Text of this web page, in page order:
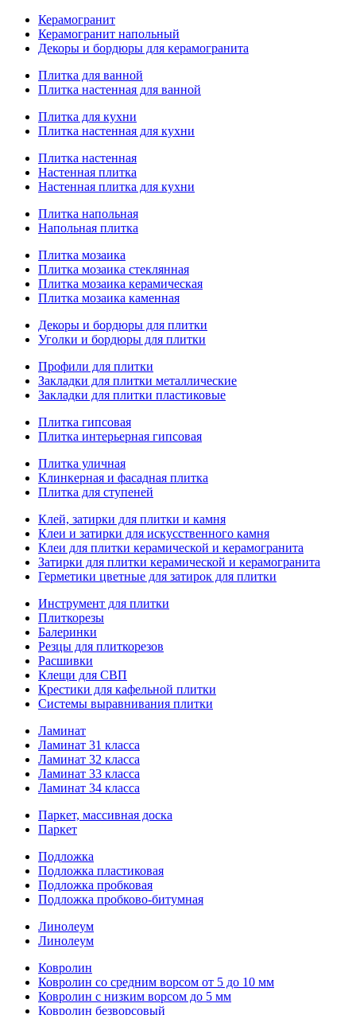
Керамогранит
Керамогранит напольный
Декоры и бордюры для керамогранита
Плитка для ванной
Плитка настенная для ванной
Плитка для кухни
Плитка настенная для кухни
Плитка настенная
Настенная плитка
Настенная плитка для кухни
Плитка напольная
Напольная плитка
Плитка мозаика
Плитка мозаика стеклянная
Плитка мозаика керамическая
Плитка мозаика каменная
Декоры и бордюры для плитки
Уголки и бордюры для плитки
Профили для плитки
Закладки для плитки металлические
Закладки для плитки пластиковые
Плитка гипсовая
Плитка интерьерная гипсовая
Плитка уличная
Клинкерная и фасадная плитка
Плитка для ступеней
Клей, затирки для плитки и камня
Клеи и затирки для искусственного камня
Клеи для плитки керамической и керамогранита
Затирки для плитки керамической и керамогранита
Герметики цветные для затирок для плитки
Инструмент для плитки
Плиткорезы
Балеринки
Резцы для плиткорезов
Расшивки
Клещи для СВП
Крестики для кафельной плитки
Системы выравнивания плитки
Ламинат
Ламинат 31 класса
Ламинат 32 класса
Ламинат 33 класса
Ламинат 34 класса
Паркет, массивная доска
Паркет
Подложка
Подложка пластиковая
Подложка пробковая
Подложка пробково-битумная
Линолеум
Линолеум
Ковролин
Ковролин со средним ворсом от 5 до 10 мм
Ковролин с низким ворсом до 5 мм
Ковролин безворсовый